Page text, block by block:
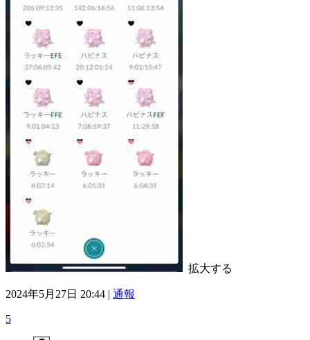
拡大する
2024年5月27日 20:44 | 通報
5